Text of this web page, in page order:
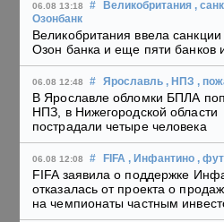
06.08 13:18 # Великобритания ,
Озонбанк
Великобритания ввела санкции
Озон банка и еще пяти банков
06.08 12:48 # Ярославль , НПЗ ,
В Ярославле обломки БПЛА
НПЗ, в Нижегородской области
пострадали четыре человека
06.08 12:08 # FIFA , Инфантино ,
FIFA заявила о поддержке
отказалась от проекта о
на чемпионаты частным